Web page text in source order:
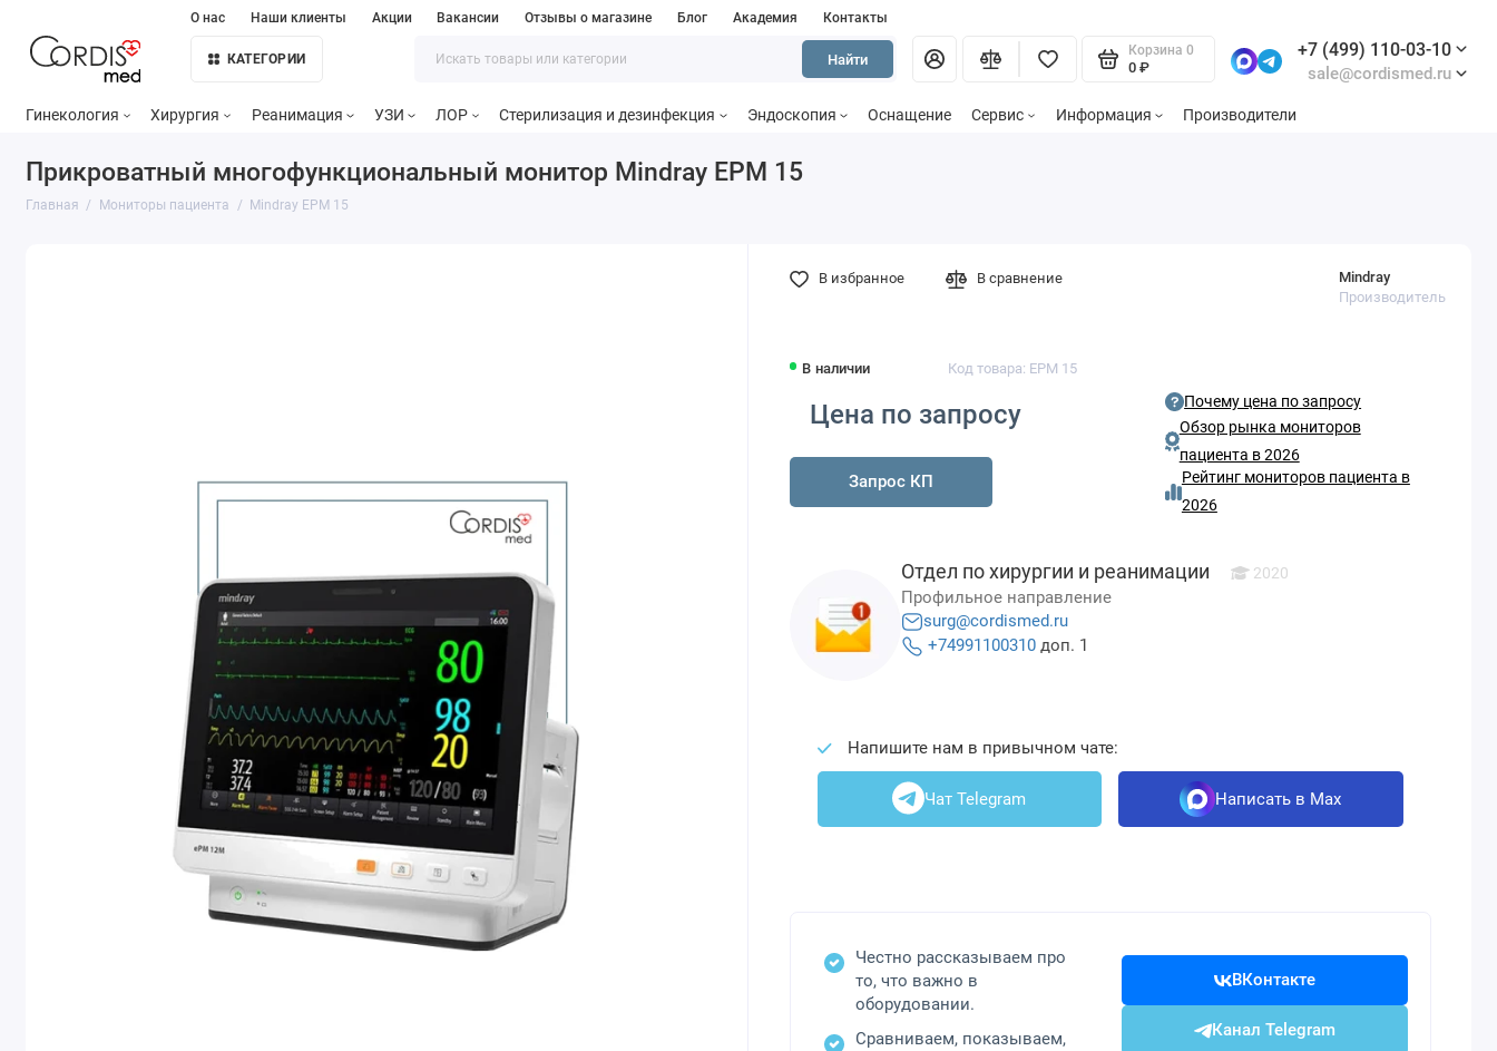
О нас Наши клиенты Акции Вакансии Отзывы о магазине Блог Академия Контакты
КАТЕГОРИИ Найти
Корзина 0
0 ₽
+7 (499) 110-03-10
sale@cordismed.ru
Гинекология Хирургия Реанимация УЗИ ЛОР Стерилизация и дезинфекция Эндоскопия Оснащение Сервис Информация Производители
Прикроватный многофункциональный монитор Mindray EPM 15
Главная Мониторы пациента Mindray EPM 15
В наличии Код товара: EPM 15
Mindray
Производитель
Цена по запросу
Запрос КП
Почему цена по запросу
Обзор рынка мониторов
пациента в 2026
Рейтинг мониторов пациента в
2026
В избранное В сравнение
Отдел по хирургии и реанимации 2020
Профильное направление
surg@cordismed.ru
+74991100310 доп. 1
Напишите нам в привычном чате:
Чат Telegram Написать в Max
Честно рассказываем про
то, что важно в
оборудовании.
Сравниваем, показываем,
ВКонтакте
Канал Telegram